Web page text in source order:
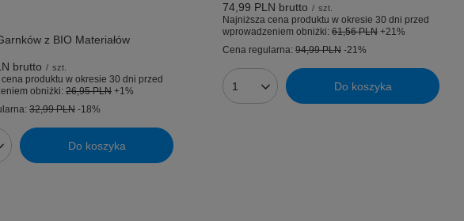
z BIO Materiałów
brutto / szt.
produktu w okresie 30 dni przed
obniżki: 26,95 PLN +1%
32,99 PLN -18%
Do koszyka
74,99 PLN brutto / szt.
Najniższa cena produktu w okresie 30 dni przed
wprowadzeniem obniżki: 61,56 PLN +21%
Cena regularna: 94,99 PLN -21%
Ilość produktów Do koszyka